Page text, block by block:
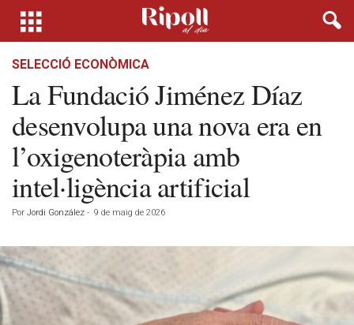
SELECCIÓ ECONÒMICA
La Fundació Jiménez Díaz
desenvolupa una nova era en
l’oxigenoteràpia amb
intel·ligència artificial
Por Jordi González - 9 de maig de 2026